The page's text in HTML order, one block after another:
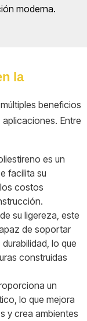
moderna.
la
beneficios
Entre
es un
facilita su
costos
su ligereza, este
de soportar
lo que
construidas
un
lo que mejora
y crea ambientes